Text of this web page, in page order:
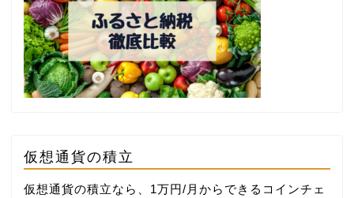
仮想通貨の積立
仮想通貨の積立なら、1万円/月からできる コインチェ